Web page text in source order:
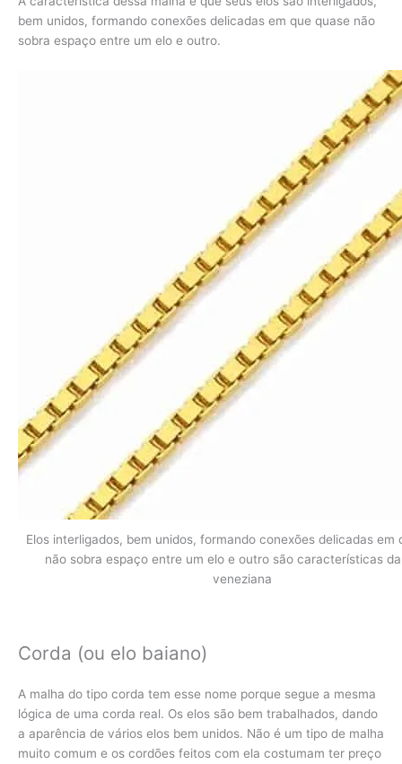
bem unidos, formando conexões delicadas em que quase não
sobra espaço entre um elo e outro.
Elos interligados, bem unidos, formando conexões delicadas em
não sobra espaço entre um elo e outro são características
veneziana
Corda (ou elo baiano)
A malha do tipo corda tem esse nome porque segue a mesma
lógica de uma corda real. Os elos são bem trabalhados, dando
a aparência de vários elos bem unidos. Não é um tipo de malha
muito comum e os cordões feitos com ela costumam ter preço